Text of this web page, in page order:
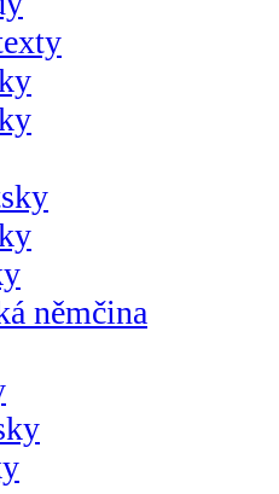
němčina